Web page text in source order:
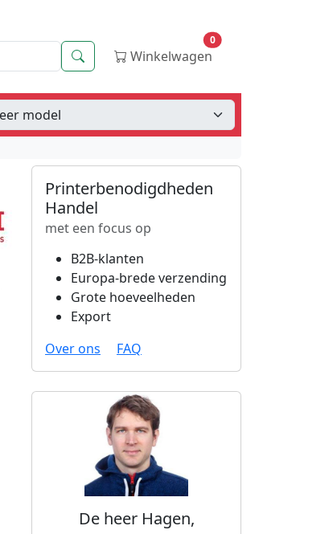
Zoeken Winkelwagen
0
Printerbenodigdheden
Handel
met een focus op
B2B-klanten
Europa-brede verzending
Grote hoeveelheden
Export
Over ons
FAQ
De heer Hagen,